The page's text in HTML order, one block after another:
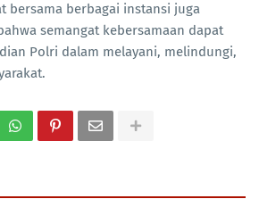
bersama berbagai instansi juga
semangat kebersamaan dapat
Polri dalam melayani, melindungi,